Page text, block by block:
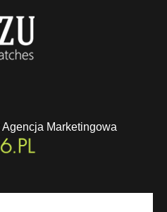
Agencja Marketingowa